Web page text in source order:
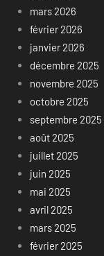
mars 2026
février 2026
janvier 2026
décembre 2025
novembre 2025
octobre 2025
septembre 2025
août 2025
juillet 2025
juin 2025
mai 2025
avril 2025
mars 2025
février 2025